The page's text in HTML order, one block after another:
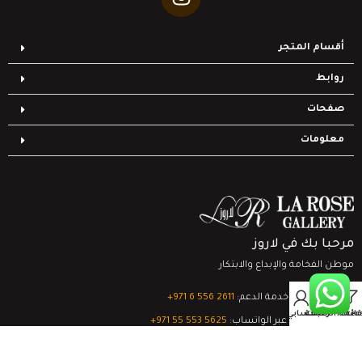
أقسام المتجر
روابط
صفحات
معلومات
مرحبا بك في لاروز
موطن الفخامة والإبداع والابتكار
تواصل مع خدمة الدعم: ‎+971 6 556 2611
الدعم الفني عبر الواتساب: ‎+971 55 553 5625
قائمة الرغبات
0
السلةحسابي